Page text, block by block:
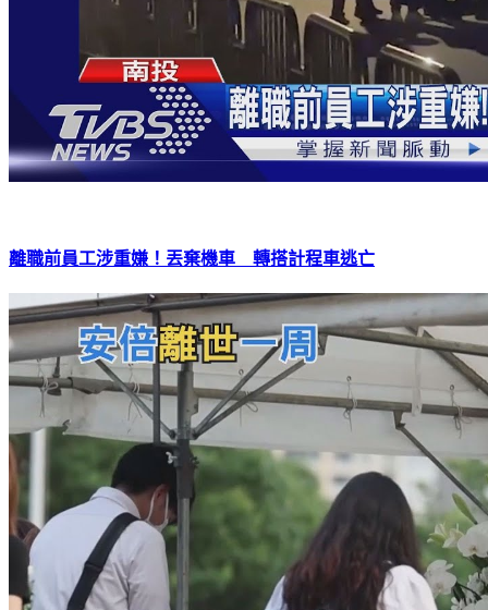
離職前員工涉重嫌！丟棄機車 轉搭計程車逃亡